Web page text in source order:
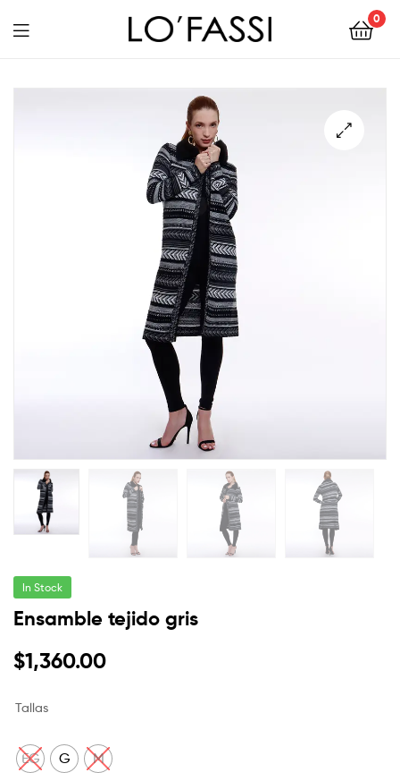
0
In Stock
Ensamble tejido gris
$1,360.00
Tallas
EG G M